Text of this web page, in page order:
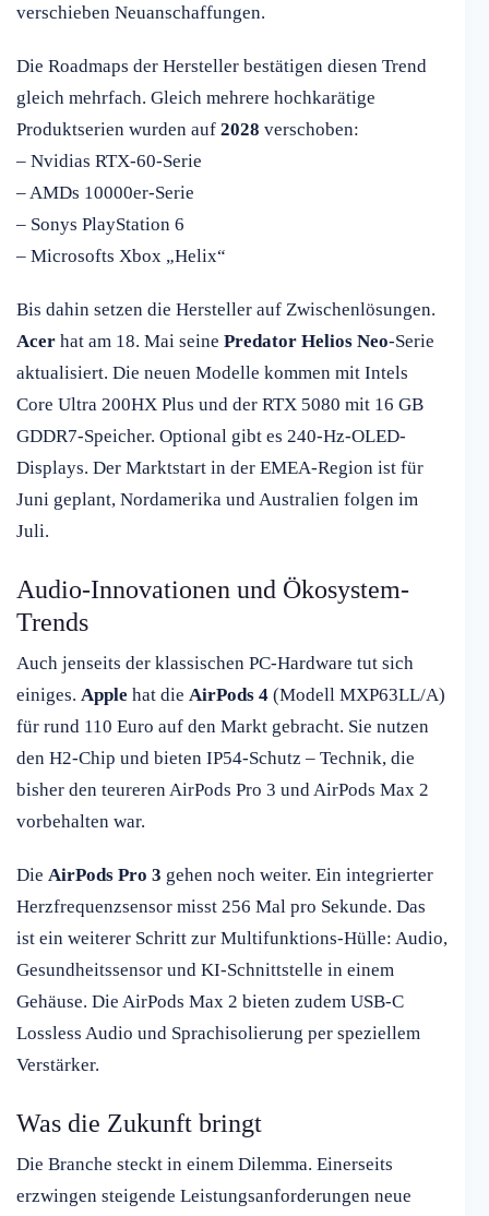
verschieben Neuanschaffungen.
Die Roadmaps der Hersteller bestätigen diesen Trend
gleich mehrfach. Gleich mehrere hochkarätige
Produktserien wurden auf 2028 verschoben:
– Nvidias RTX-60-Serie
– AMDs 10000er-Serie
– Sonys PlayStation 6
– Microsofts Xbox „Helix“
Bis dahin setzen die Hersteller auf Zwischenlösungen.
Acer hat am 18. Mai seine Predator Helios Neo-Serie
aktualisiert. Die neuen Modelle kommen mit Intels
Core Ultra 200HX Plus und der RTX 5080 mit 16 GB
GDDR7-Speicher. Optional gibt es 240-Hz-OLED-
Displays. Der Marktstart in der EMEA-Region ist für
Juni geplant, Nordamerika und Australien folgen im
Juli.
Audio-Innovationen und Ökosystem-
Trends
Auch jenseits der klassischen PC-Hardware tut sich
einiges. Apple hat die AirPods 4 (Modell MXP63LL/A)
für rund 110 Euro auf den Markt gebracht. Sie nutzen
den H2-Chip und bieten IP54-Schutz – Technik, die
bisher den teureren AirPods Pro 3 und AirPods Max 2
vorbehalten war.
Die AirPods Pro 3 gehen noch weiter. Ein integrierter
Herzfrequenzsensor misst 256 Mal pro Sekunde. Das
ist ein weiterer Schritt zur Multifunktions-Hülle: Audio,
Gesundheitssensor und KI-Schnittstelle in einem
Gehäuse. Die AirPods Max 2 bieten zudem USB-C
Lossless Audio und Sprachisolierung per speziellem
Verstärker.
Was die Zukunft bringt
Die Branche steckt in einem Dilemma. Einerseits
erzwingen steigende Leistungsanforderungen neue